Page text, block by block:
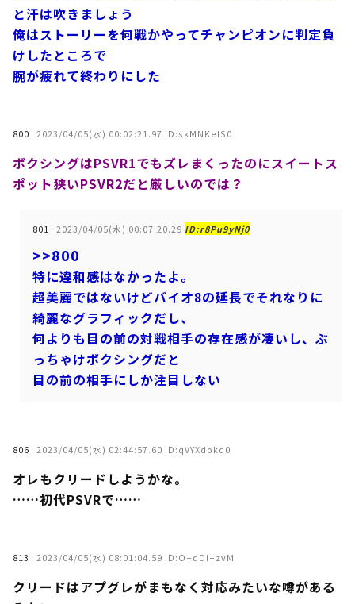
と汗は吹きましょう
俺はストーリーを何戦かやってチャンピオンに判定負
けしたところで
腕が疲れて終わりにした
800 : 2023/04/05(水) 00:02:21.97 ID:skMNKeIS0
ボクシングはPSVR1でもズレまくったのにスイートス
ポット狭いPSVR2だと厳しいのでは？
801 : 2023/04/05(水) 00:07:20.29 ID:r8Pu9yNj0
>>800
特に違和感はなかったよ。
超美麗ではないけどバイオ8の延長でそれなりに
綺麗なグラフィックだし、
何よりも目の前の対戦相手の存在感が凄いし、ぶ
っちゃけボクシングだと
目の前の相手にしか注目しない
806 : 2023/04/05(水) 02:44:57.60 ID:qVYXdokq0
オレもクリードしようかな。
……初代PSVRで……
813 : 2023/04/05(水) 08:01:04.59 ID:O+qDI+zvM
クリードはアプグレがまもなく対応みたいな噂がある